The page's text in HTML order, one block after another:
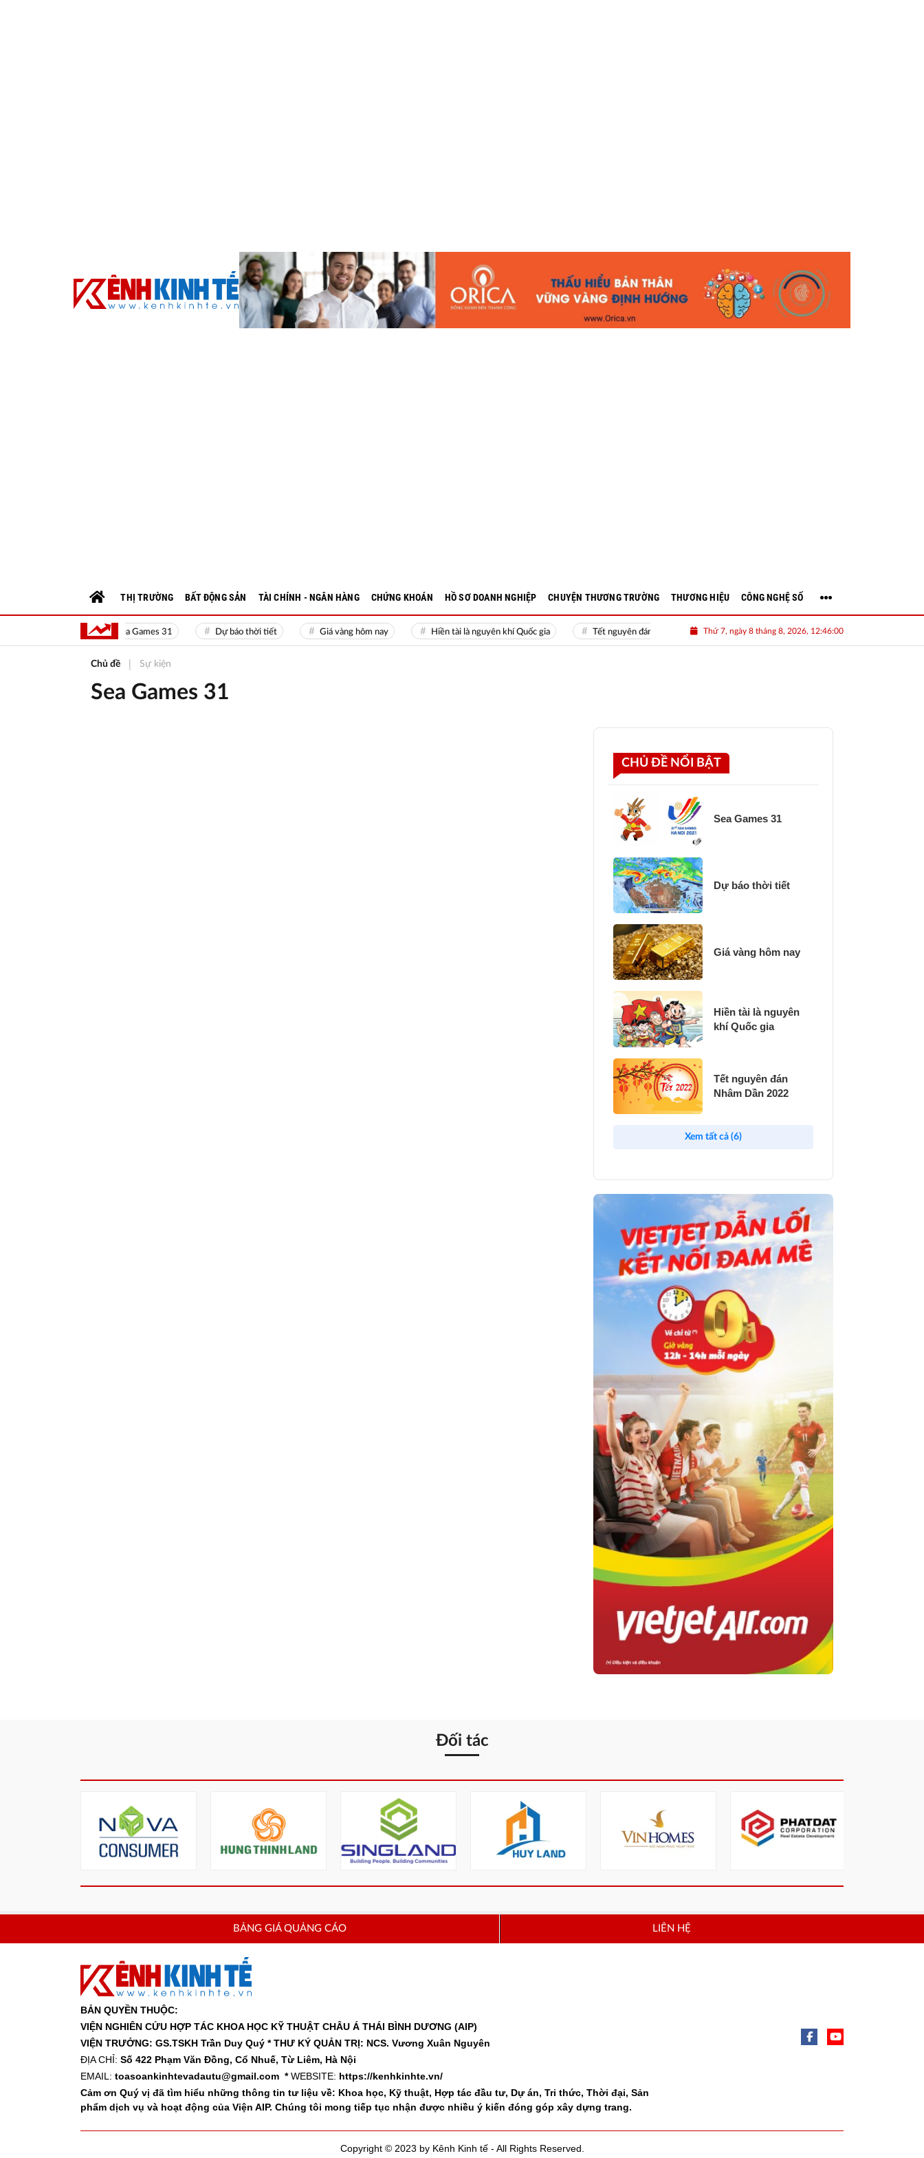
Sea Games 31 Dự báo thời tiết Giá vàng hôm nay Hiền tài là nguyên khí Quốc gia Tết nguyên đán Nhâm Dần 2022 Nguồn nhân lực Việt
Thứ 7, ngày 8 tháng 8, 2026, 12:46:01
THỊ TRƯỜNG BẤT ĐỘNG SẢN TÀI CHÍNH - NGÂN HÀNG CHỨNG KHOÁN HỒ SƠ DOANH NGHIỆP CHUYỆN THƯƠNG TRƯỜNG THƯƠNG HIỆU CÔNG NGHỆ SỐ
Chủ đề Sự kiện
Sea Games 31
CHỦ ĐỀ NỔI BẬT
Sea Games 31
Dự báo thời tiết
Giá vàng hôm nay
Hiền tài là nguyên
khí Quốc gia
Tết nguyên đán
Nhâm Dần 2022
Xem tất cả (6)
Đối tác
BẢNG GIÁ QUẢNG CÁO LIÊN HỆ
BẢN QUYỀN THUỘC:
VIỆN NGHIÊN CỨU HỢP TÁC KHOA HỌC KỸ THUẬT CHÂU Á THÁI BÌNH DƯƠNG (AIP)
VIỆN TRƯỞNG: GS.TSKH Trần Duy Quý *THƯ KÝ QUẢN TRỊ: NCS. Vương Xuân Nguyên
ĐỊA CHỈ: Số 422 Phạm Văn Đồng, Cổ Nhuế, Từ Liêm, Hà Nội
EMAIL: toasoankinhtevadautu@gmail.com *WEBSITE: https://kenhkinhte.vn/
Cảm ơn Quý vị đã tìm hiểu những thông tin tư liệu về: Khoa học, Kỹ thuật, Hợp tác đầu tư, Dự án, Tri thức, Thời đại, Sản
phẩm dịch vụ và hoạt động của Viện AIP. Chúng tôi mong tiếp tục nhận được nhiều ý kiến đóng góp xây dựng trang.
Copyright © 2023 by Kênh Kinh tế - All Rights Reserved.